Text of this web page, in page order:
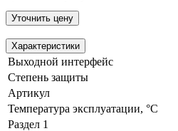
Уточнить цену
Характеристики
Выходной интерфейс
Степень защиты
Артикул
Температура эксплуатации, °С
Раздел 1